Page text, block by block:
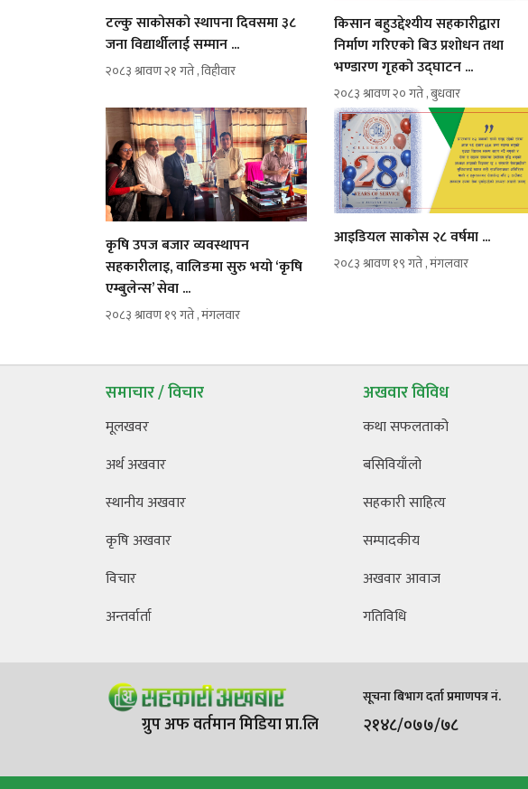
टल्कु साकोसको स्थापना दिवसमा ३८
जना विद्यार्थीलाई सम्मान ...
२०८३ श्रावण २१ गते , विहीवार
किसान बहुउद्देश्यीय सहकारीद्वारा
निर्माण गरिएको बिउ प्रशोधन तथा
भण्डारण गृहको उद्घाटन ...
२०८३ श्रावण २० गते , बुधवार
कृषि उपज बजार व्यवस्थापन
सहकारीलाइ, वालिङमा सुरु भयो ‘कृषि
एम्बुलेन्स’ सेवा ...
२०८३ श्रावण १९ गते , मंगलवार
आइडियल साकोस २८ वर्षमा ...
२०८३ श्रावण १९ गते , मंगलवार
समाचार / विचार
मूलखवर
अर्थ अखवार
स्थानीय अखवार
कृषि अखवार
विचार
अन्तर्वार्ता
अखवार विविध
कथा सफलताको
बसिवियाँलो
सहकारी साहित्य
सम्पादकीय
अखवार आवाज
गतिविधि
ग्रुप अफ वर्तमान मिडिया प्रा.लि
सूचना बिभाग दर्ता प्रमाणपत्र नं.
२१४८/०७७/७८